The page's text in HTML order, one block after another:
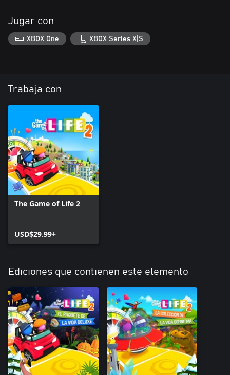
Vive tu glorioso pasado – deja que el Mundo de la Era de los
Gigantes se una a tu colección hoy.
Jugar con
XBOX One XBOX Series X|S
Trabaja con
The Game of Life 2
USD$29.99+
Ediciones que contienen este elemento